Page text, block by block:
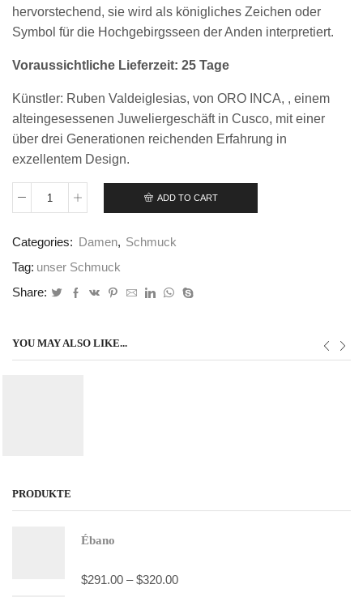
hervorstechend, sie wird als königliches Zeichen oder
Symbol für die Hochgebirgsseen der Anden interpretiert.
Voraussichtliche Lieferzeit: 25 Tage
Künstler: Ruben Valdeiglesias, von ORO INCA, , einem
alteingesessenen Juweliergeschäft in Cusco, mit einer
über drei Generationen reichenden Erfahrung in
exzellentem Design.
Tocapu
ADD TO CART
Categories: Damen, Schmuck
Tag: unser Schmuck
Share:
YOU MAY ALSO LIKE...
PRODUKTE
Ébano
$291.00 –$320.00